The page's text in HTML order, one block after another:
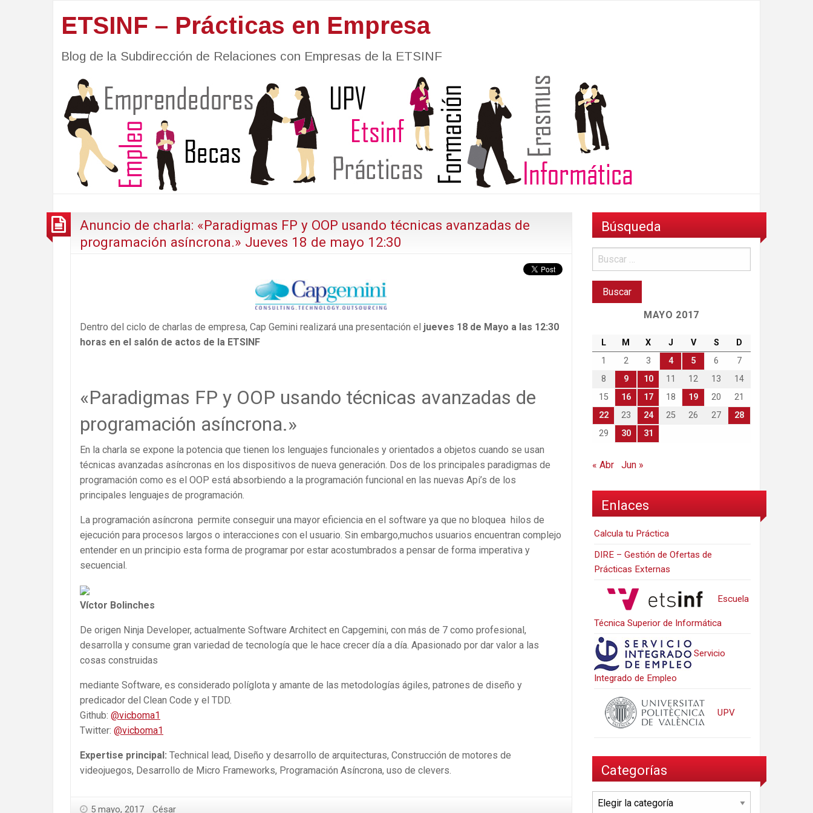
ETSINF – Prácticas en Empresa
Blog de la Subdirección de Relaciones con Empresas de la ETSINF
Anuncio de charla: «Paradigmas FP y OOP usando técnicas avanzadas de
programación asíncrona.» Jueves 18 de mayo 12:30
Dentro del ciclo de charlas de empresa, Cap Gemini realizará una presentación el jueves 18 de Mayo a las 12:30
horas en el salón de actos de la ETSINF
«Paradigmas FP y OOP usando técnicas avanzadas de
programación asíncrona.»
En la charla se expone la potencia que tienen los lenguajes funcionales y orientados a objetos cuando se usan
técnicas avanzadas asíncronas en los dispositivos de nueva generación. Dos de los principales paradigmas de
programación como es el OOP está absorbiendo a la programación funcional en las nuevas Api’s de los
principales lenguajes de programación.
La programación asíncrona permite conseguir una mayor eficiencia en el software ya que no bloquea hilos de
ejecución para procesos largos o interacciones con el usuario. Sin embargo,muchos usuarios encuentran complejo
entender en un principio esta forma de programar por estar acostumbrados a pensar de forma imperativa y
secuencial.
Víctor Bolinches
De origen Ninja Developer, actualmente Software Architect en Capgemini, con más de 7 como profesional,
desarrolla y consume gran variedad de tecnología que le hace crecer día a día. Apasionado por dar valor a las
cosas construidas
mediante Software, es considerado políglota y amante de las metodologías ágiles, patrones de diseño y
predicador del Clean Code y el TDD.
Github: @vicboma1
Twitter: @vicboma1
Expertise principal: Technical lead, Diseño y desarrollo de arquitecturas, Construcción de motores de
videojuegos, Desarrollo de Micro Frameworks, Programación Asíncrona, uso de clevers.
5 mayo, 2017 César
Búsqueda
MAYO 2017
L M X J V S
D
1
2 3 4 5 6
7
8
9 10 11 12 13
14
15
16 17 18 19 20
21
22
23 24 25 26 27
28
29
30 31
« Abr Jun »
Enlaces
Calcula tu Práctica
DIRE – Gestión de Ofertas de
Prácticas Externas
Escuela
Técnica Superior de Informática
Servicio
Integrado de Empleo
UPV
Categorías
Categorías